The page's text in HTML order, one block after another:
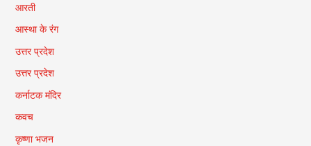
आरती
आस्था के रंग
उत्तर प्रदेश
उत्तर प्रदेश
कर्नाटक मंदिर
कवच
कृष्णा भजन